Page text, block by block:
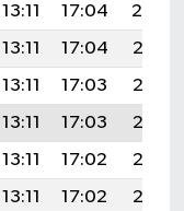
13:11 17:04
20:19
13:11 17:04
20:18
13:11 17:03
20:17
13:11 17:03
20:16
13:11 17:02
20:15
13:11 17:02
20:13